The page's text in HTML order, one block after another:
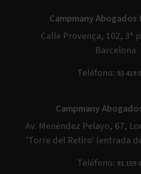
Campmany
Calle Provença, 102, 3ª
Barcelona
Teléfono: 93 419
Campmany
Av. Menéndez Pelayo, 67,
'Torre del Retiro' (entrada
Teléfono: 91 159